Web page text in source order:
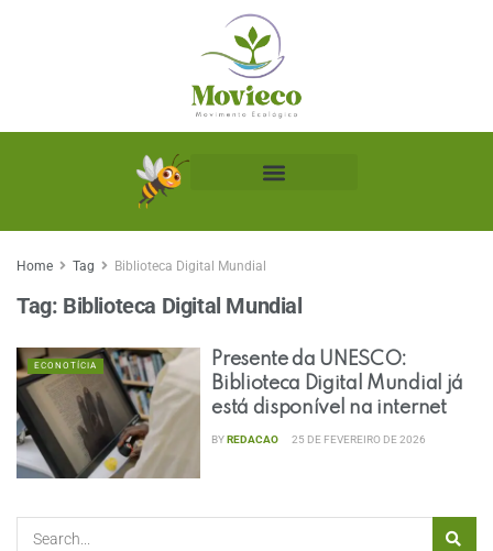
Home Tag Biblioteca Digital Mundial
Tag: Biblioteca Digital Mundial
ECONOTÍCIA
Presente da UNESCO:
Biblioteca Digital Mundial já
está disponível na internet
BYREDACAO 25 DE FEVEREIRO DE 2026